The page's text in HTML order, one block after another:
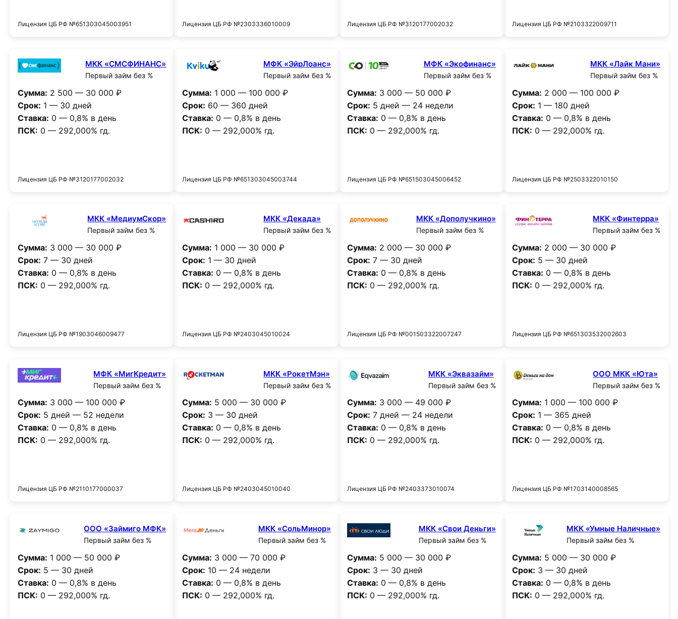
Лицензия ЦБ РФ №651303045003951 Лицензия ЦБ РФ №2303336010009 Лицензия ЦБ РФ №3120177002032 Лицензия ЦБ РФ №2103322009711
МКК «СМСФИНАНС»
Первый займ без %
Сумма: 2 500 — 30 000 ₽
Срок: 1 — 30 дней
Ставка: 0 — 0,8% в день
ПСК: 0 — 292,000% гд.
Лицензия ЦБ РФ №3120177002032
МФК «ЭйрЛоанс»
Первый займ без %
Сумма: 1 000 — 100 000 ₽
Срок: 60 — 360 дней
Ставка: 0 — 0,8% в день
ПСК: 0 — 292,000% гд.
Лицензия ЦБ РФ №651303045003744
МФК «Экофинанс»
Первый займ без %
Сумма: 3 000 — 50 000 ₽
Срок: 5 дней — 24 недели
Ставка: 0 — 0,8% в день
ПСК: 0 — 292,000% гд.
Лицензия ЦБ РФ №651503045006452
МКК «Лайк Мани»
Первый займ без %
Сумма: 2 000 — 100 000 ₽
Срок: 1 — 180 дней
Ставка: 0 — 0,8% в день
ПСК: 0 — 292,000% гд.
Лицензия ЦБ РФ №2503322010150
МКК «МедиумСкор»
Первый займ без %
Сумма: 3 000 — 30 000 ₽
Срок: 7 — 30 дней
Ставка: 0 — 0,8% в день
ПСК: 0 — 292,000% гд.
Лицензия ЦБ РФ №1903046009477
МКК «Декада»
Первый займ без %
Сумма: 1 000 — 30 000 ₽
Срок: 1 — 30 дней
Ставка: 0 — 0,8% в день
ПСК: 0 — 292,000% гд.
Лицензия ЦБ РФ №2403045010024
МКК «Дополучкино»
Первый займ без %
Сумма: 2 000 — 30 000 ₽
Срок: 7 — 30 дней
Ставка: 0 — 0,8% в день
ПСК: 0 — 292,000% гд.
Лицензия ЦБ РФ №001503322007247
МКК «Финтерра»
Первый займ без %
Сумма: 2 000 — 30 000 ₽
Срок: 5 — 30 дней
Ставка: 0 — 0,8% в день
ПСК: 0 — 292,000% гд.
Лицензия ЦБ РФ №651303532002603
МФК «МигКредит»
Первый займ без %
Сумма: 3 000 — 100 000 ₽
Срок: 5 дней — 52 недели
Ставка: 0 — 0,8% в день
ПСК: 0 — 292,000% гд.
Лицензия ЦБ РФ №2110177000037
МКК «РокетМэн»
Первый займ без %
Сумма: 5 000 — 30 000 ₽
Срок: 3 — 30 дней
Ставка: 0 — 0,8% в день
ПСК: 0 — 292,000% гд.
Лицензия ЦБ РФ №2403045010040
МКК «Эквазайм»
Первый займ без %
Сумма: 3 000 — 49 000 ₽
Срок: 7 дней — 24 недели
Ставка: 0 — 0,8% в день
ПСК: 0 — 292,000% гд.
Лицензия ЦБ РФ №2403373010074
ООО МКК «Юта»
Первый займ без %
Сумма: 1 000 — 100 000 ₽
Срок: 1 — 365 дней
Ставка: 0 — 0,8% в день
ПСК: 0 — 292,000% гд.
Лицензия ЦБ РФ №1703140008565
ООО «Займиго МФК»
Первый займ без %
Сумма: 1 000 — 50 000 ₽
Срок: 5 — 30 дней
Ставка: 0 — 0,8% в день
ПСК: 0 — 292,000% гд.
МКК «СольМинор»
Первый займ без %
Сумма: 3 000 — 70 000 ₽
Срок: 10 — 24 недели
Ставка: 0 — 0,8% в день
ПСК: 0 — 292,000% гд.
МКК «Свои Деньги»
Первый займ без %
Сумма: 5 000 — 30 000 ₽
Срок: 3 — 30 дней
Ставка: 0 — 0,8% в день
ПСК: 0 — 292,000% гд.
МКК «Умные Наличные»
Первый займ без %
Сумма: 5 000 — 30 000 ₽
Срок: 3 — 30 дней
Ставка: 0 — 0,8% в день
ПСК: 0 — 292,000% гд.